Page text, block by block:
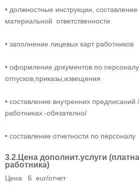
• должностные инструкции, составление
материальной ответственности
• заполнение лицевых карт работников
• оформление документов по
отпусков,приказы,извещения
• составление внутренних предписаний
работниках -обязателно/
• составление отчетности по персоналу
3.2.Цена дополнит.услуги
работника)
Цена 6 eur/отчет